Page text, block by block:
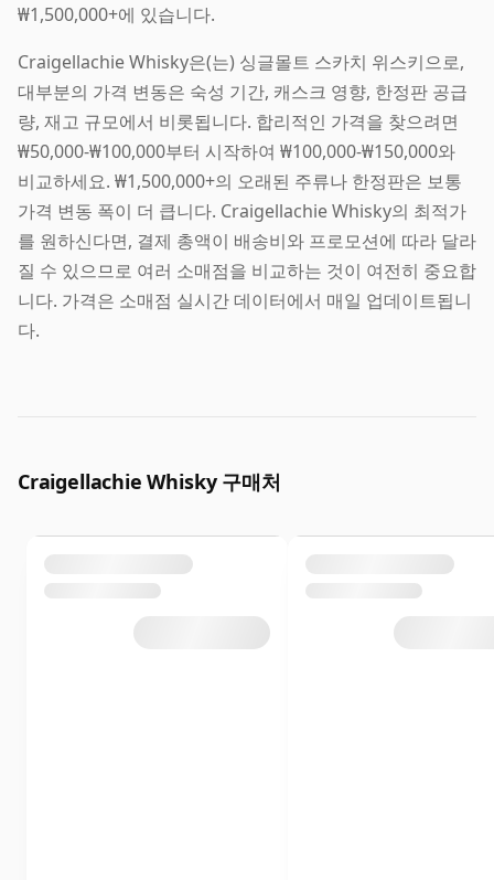
₩1,500,000+에 있습니다.
Craigellachie Whisky은(는) 싱글몰트 스카치 위스키으로,
대부분의 가격 변동은 숙성 기간, 캐스크 영향, 한정판 공급
량, 재고 규모에서 비롯됩니다. 합리적인 가격을 찾으려면
₩50,000-₩100,000부터 시작하여 ₩100,000-₩150,000와
비교하세요. ₩1,500,000+의 오래된 주류나 한정판은 보통
가격 변동 폭이 더 큽니다. Craigellachie Whisky의 최적가
를 원하신다면, 결제 총액이 배송비와 프로모션에 따라 달라
질 수 있으므로 여러 소매점을 비교하는 것이 여전히 중요합
니다. 가격은 소매점 실시간 데이터에서 매일 업데이트됩니
다.
Craigellachie Whisky 구매처